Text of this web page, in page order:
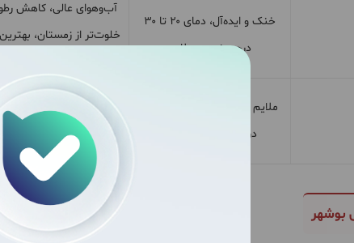
خنک و ایده‌آل، دمای ۲۰ تا ۳۰
درجه، نسیم ملایم
آب‌وهوای عالی، کاهش
خلوت‌تر از زمستان،
درجه، کمترین رطوبت
بهترین فصل سفر، هوای
متعادل، بیشترین تعداد
مناسب برای همه افراد
بوشهر